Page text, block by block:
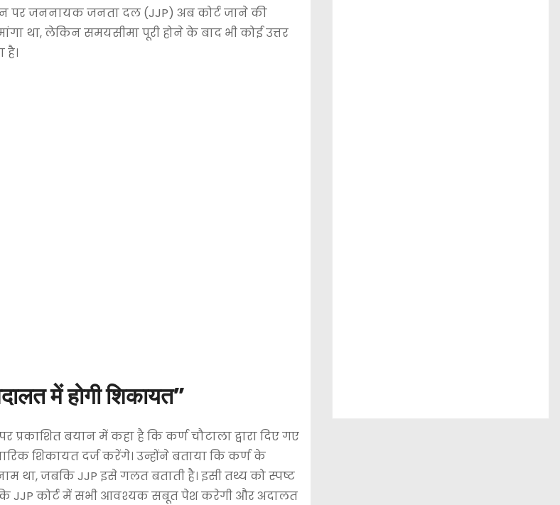
पर जननायक जनता दल (JJP) अब कोर्ट जाने की
था, लेकिन समयसीमा पूरी होने के बाद भी कोई उत्तर
है।
में होगी शिकायत”
बयान में कहा है कि कर्ण चौटाला द्वारा दिए गए
शिकायत दर्ज करेंगे। उन्होंने बताया कि कर्ण के
था, जबकि JJP इसे गलत बताती है। इसी तथ्य को स्पष्ट
कि JJP कोर्ट में सभी आवश्यक सबूत पेश करेगी और अदालत